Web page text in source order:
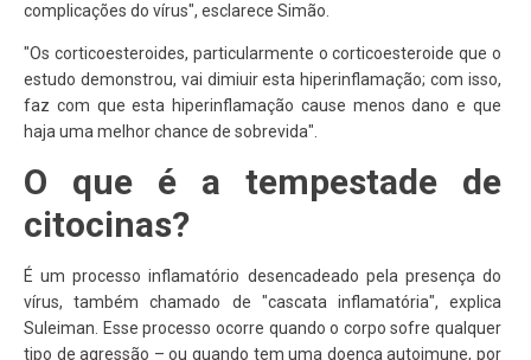
complicações do vírus", esclarece Simão.
"Os corticoesteroides, particularmente o corticoesteroide que o
estudo demonstrou, vai dimiuir esta hiperinflamação; com isso,
faz com que esta hiperinflamação cause menos dano e que
haja uma melhor chance de sobrevida".
O que é a tempestade de
citocinas?
É um processo inflamatório desencadeado pela presença do
vírus, também chamado de "cascata inflamatória", explica
Suleiman. Esse processo ocorre quando o corpo sofre qualquer
tipo de agressão – ou quando tem uma doença autoimune, por